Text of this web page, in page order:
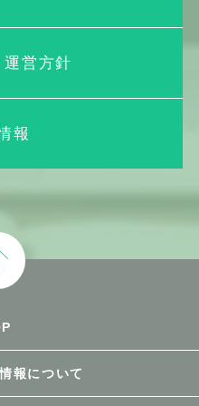
営方針
報
報について